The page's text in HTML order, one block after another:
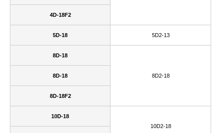
4D-18F2
5D-18 5D2-13
8D-18
8D2-18
8D-18
8D-18F2
10D-18
10D2-18